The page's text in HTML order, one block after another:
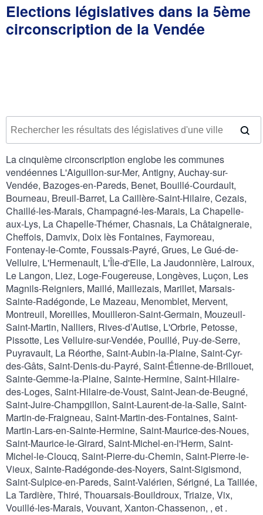
Elections législatives dans la 5ème
circonscription de la Vendée
La cinquième circonscription englobe les communes
vendéennes L'Aiguillon-sur-Mer, Antigny, Auchay-sur-
Vendée, Bazoges-en-Pareds, Benet, Bouillé-Courdault,
Bourneau, Breuil-Barret, La Caillère-Saint-Hilaire, Cezais,
Chaillé-les-Marais, Champagné-les-Marais, La Chapelle-
aux-Lys, La Chapelle-Thémer, Chasnais, La Châtaigneraie,
Cheffois, Damvix, Doix lès Fontaines, Faymoreau,
Fontenay-le-Comte, Foussais-Payré, Grues, Le Gué-de-
Velluire, L'Hermenault, L'Île-d'Elle, La Jaudonnière, Lairoux,
Le Langon, Liez, Loge-Fougereuse, Longèves, Luçon, Les
Magnils-Reigniers, Maillé, Maillezais, Marillet, Marsais-
Sainte-Radégonde, Le Mazeau, Menomblet, Mervent,
Montreuil, Moreilles, Mouilleron-Saint-Germain, Mouzeuil-
Saint-Martin, Nalliers, Rives-d’Autise, L'Orbrie, Petosse,
Pissotte, Les Velluire-sur-Vendée, Pouillé, Puy-de-Serre,
Puyravault, La Réorthe, Saint-Aubin-la-Plaine, Saint-Cyr-
des-Gâts, Saint-Denis-du-Payré, Saint-Étienne-de-Brillouet,
Sainte-Gemme-la-Plaine, Sainte-Hermine, Saint-Hilaire-
des-Loges, Saint-Hilaire-de-Voust, Saint-Jean-de-Beugné,
Saint-Juire-Champgillon, Saint-Laurent-de-la-Salle, Saint-
Martin-de-Fraigneau, Saint-Martin-des-Fontaines, Saint-
Martin-Lars-en-Sainte-Hermine, Saint-Maurice-des-Noues,
Saint-Maurice-le-Girard, Saint-Michel-en-l'Herm, Saint-
Michel-le-Cloucq, Saint-Pierre-du-Chemin, Saint-Pierre-le-
Vieux, Sainte-Radégonde-des-Noyers, Saint-Sigismond,
Saint-Sulpice-en-Pareds, Saint-Valérien, Sérigné, La Taillée,
La Tardière, Thiré, Thouarsais-Bouildroux, Triaize, Vix,
Vouillé-les-Marais, Vouvant, Xanton-Chassenon, , et .